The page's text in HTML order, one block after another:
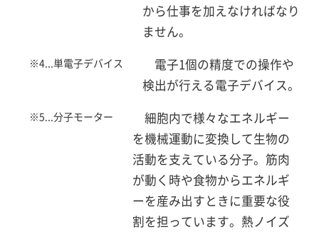
から仕事を加えなければなり
ません。
※4...単電子デバイス
電子1個の精度での操作や
検出が行える電子デバイス。
※5...分子モーター
細胞内で様々なエネルギー
を機械運動に変換して生物の
活動を支えている分子。筋肉
が動く時や食物からエネルギ
ーを産み出すときに重要な役
割を担っています。熱ノイズ